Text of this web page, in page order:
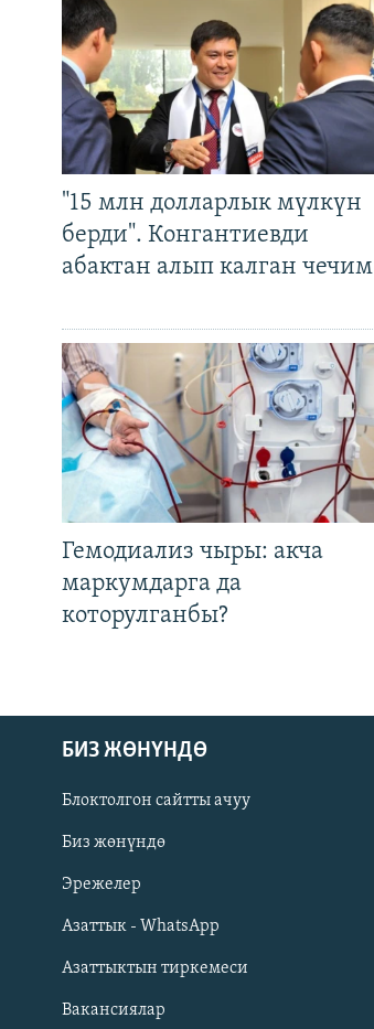
Русский
ОНЛАЙН ШЕРИНЕ
"15 млн долларлык мүлкүн
берди". Конгантиевди
абактан алып калган чечим
Гемодиализ чыры: акча
маркумдарга да
которулганбы?
БИЗ ЖӨНҮНДӨ
Блоктолгон сайтты ачуу
Биз жөнүндө
Эрежелер
Азаттык - WhatsApp
Азаттыктын тиркемеси
Вакансиялар